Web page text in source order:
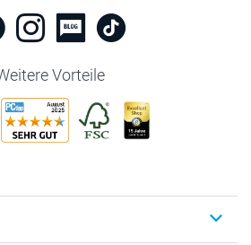
Vorteile